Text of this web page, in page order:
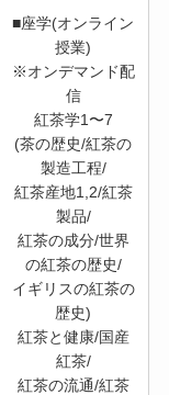
■座学(オンライン
授業)
※オンデマンド配
信
紅茶学1〜7
(茶の歴史/紅茶の
製造工程/
紅茶産地1,2/紅茶
製品/
紅茶の成分/世界
の紅茶の歴史/
イギリスの紅茶の
歴史)
紅茶と健康/国産
紅茶/
紅茶の流通/紅茶